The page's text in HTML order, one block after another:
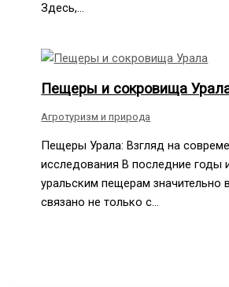
Здесь,…
Пещеры и сокровища
Агротуризм и природа
Пещеры Урала: Взгляд на
исследования В последние годы
уральским пещерам значительно
связано не только с…